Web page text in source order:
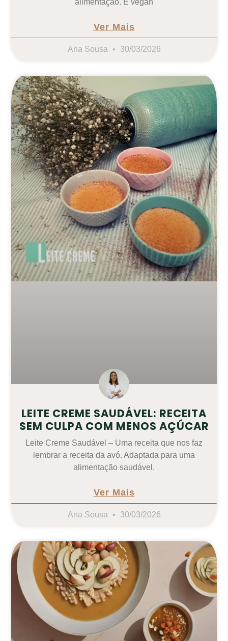
alimentação. É vegan
Ver Mais
Ana Sousa 30/03/2026
LEITE CREME SAUDÁVEL: RECEITA
SEM CULPA COM MENOS AÇÚCAR
Leite Creme Saudável – Uma receita que nos faz
lembrar a receita da avó. Adaptada para uma
alimentação saudável.
Ver Mais
Ana Sousa 30/03/2026